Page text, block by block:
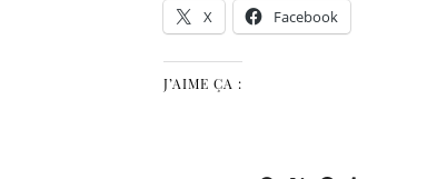
X Facebook
J’AIME ÇA :